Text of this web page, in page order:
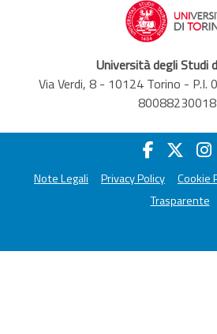
Università degli Studi
Via Verdi, 8 - 10124 Torino - P.I.
80088230018
Note Legali Privacy Policy Cookie
Trasparente